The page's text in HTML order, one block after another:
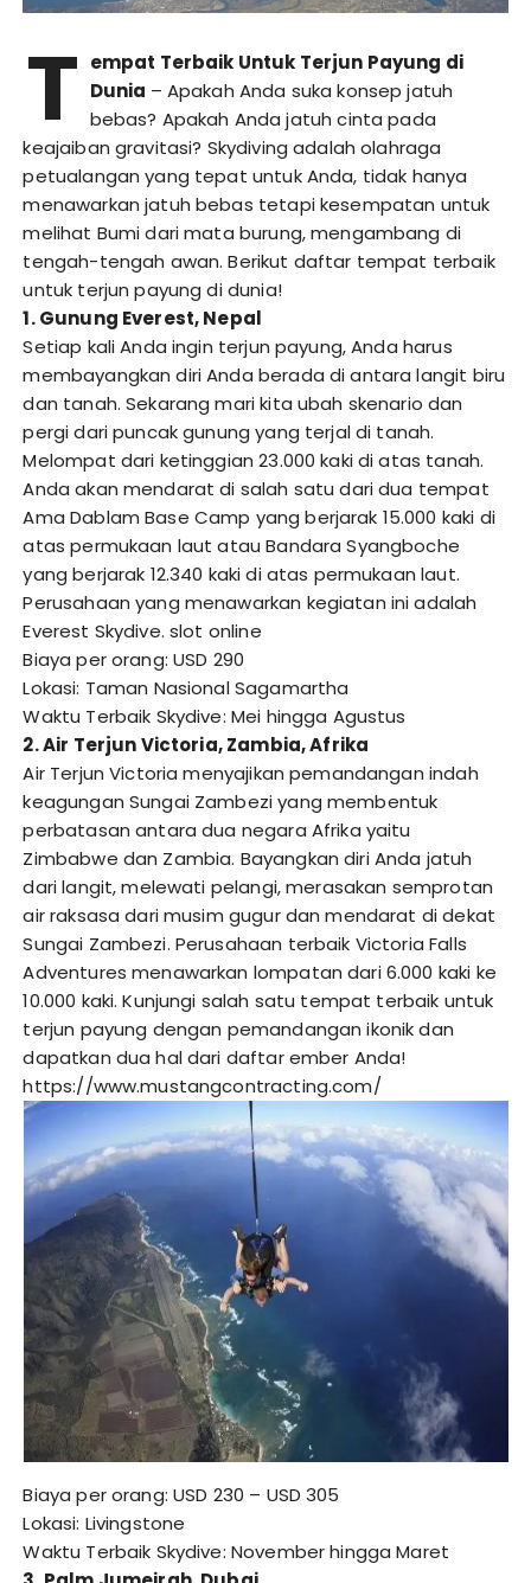
T empat Terbaik Untuk Terjun Payung di
Dunia – Apakah Anda suka konsep jatuh
bebas? Apakah Anda jatuh cinta pada
keajaiban gravitasi? Skydiving adalah olahraga
petualangan yang tepat untuk Anda, tidak hanya
menawarkan jatuh bebas tetapi kesempatan untuk
melihat Bumi dari mata burung, mengambang di
tengah-tengah awan. Berikut daftar tempat terbaik
untuk terjun payung di dunia!
1. Gunung Everest, Nepal
Setiap kali Anda ingin terjun payung, Anda harus
membayangkan diri Anda berada di antara langit biru
dan tanah. Sekarang mari kita ubah skenario dan
pergi dari puncak gunung yang terjal di tanah.
Melompat dari ketinggian 23.000 kaki di atas tanah.
Anda akan mendarat di salah satu dari dua tempat
Ama Dablam Base Camp yang berjarak 15.000 kaki di
atas permukaan laut atau Bandara Syangboche
yang berjarak 12.340 kaki di atas permukaan laut.
Perusahaan yang menawarkan kegiatan ini adalah
Everest Skydive.slot online
Biaya per orang: USD 290
Lokasi: Taman Nasional Sagamartha
Waktu Terbaik Skydive: Mei hingga Agustus
2. Air Terjun Victoria, Zambia, Afrika
Air Terjun Victoria menyajikan pemandangan indah
keagungan Sungai Zambezi yang membentuk
perbatasan antara dua negara Afrika yaitu
Zimbabwe dan Zambia. Bayangkan diri Anda jatuh
dari langit, melewati pelangi, merasakan semprotan
air raksasa dari musim gugur dan mendarat di dekat
Sungai Zambezi. Perusahaan terbaik Victoria Falls
Adventures menawarkan lompatan dari 6.000 kaki ke
10.000 kaki. Kunjungi salah satu tempat terbaik untuk
terjun payung dengan pemandangan ikonik dan
dapatkan dua hal dari daftar ember Anda!
https://www.mustangcontracting.com/
Biaya per orang: USD 230 – USD 305
Lokasi: Livingstone
Waktu Terbaik Skydive: November hingga Maret